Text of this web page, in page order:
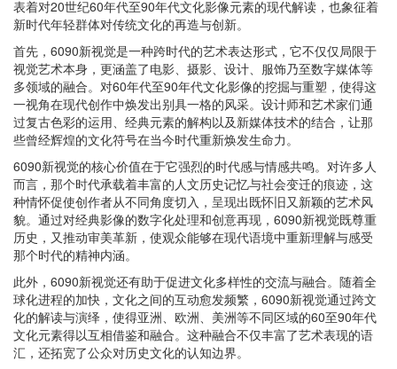
表着对20世纪60年代至90年代文化影像元素的现代解读，也象征着
新时代年轻群体对传统文化的再造与创新。
首先，6090新视觉是一种跨时代的艺术表达形式，它不仅仅局限于
视觉艺术本身，更涵盖了电影、摄影、设计、服饰乃至数字媒体等
多领域的融合。对60年代至90年代文化影像的挖掘与重塑，使得这
一视角在现代创作中焕发出别具一格的风采。设计师和艺术家们通
过复古色彩的运用、经典元素的解构以及新媒体技术的结合，让那
些曾经辉煌的文化符号在当今时代重新焕发生命力。
6090新视觉的核心价值在于它强烈的时代感与情感共鸣。对许多人
而言，那个时代承载着丰富的人文历史记忆与社会变迁的痕迹，这
种情怀促使创作者从不同角度切入，呈现出既怀旧又新颖的艺术风
貌。通过对经典影像的数字化处理和创意再现，6090新视觉既尊重
历史，又推动审美革新，使观众能够在现代语境中重新理解与感受
那个时代的精神内涵。
此外，6090新视觉还有助于促进文化多样性的交流与融合。随着全
球化进程的加快，文化之间的互动愈发频繁，6090新视觉通过跨文
化的解读与演绎，使得亚洲、欧洲、美洲等不同区域的60至90年代
文化元素得以互相借鉴和融合。这种融合不仅丰富了艺术表现的语
汇，还拓宽了公众对历史文化的认知边界。